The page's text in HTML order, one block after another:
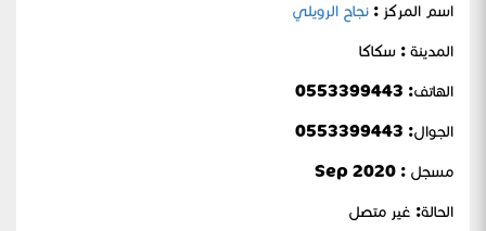
اسم المركز : نجاح الرويلي
المدينة : سكاكا
الهاتف: 0553399443
الجوال:
مسجل : Sep 2020
الحالة: غير متصل